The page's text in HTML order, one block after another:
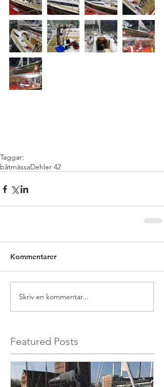
Taggar:
båtmässaDehler 42
Kommentarer
Skriv en kommentar...
Featured Posts